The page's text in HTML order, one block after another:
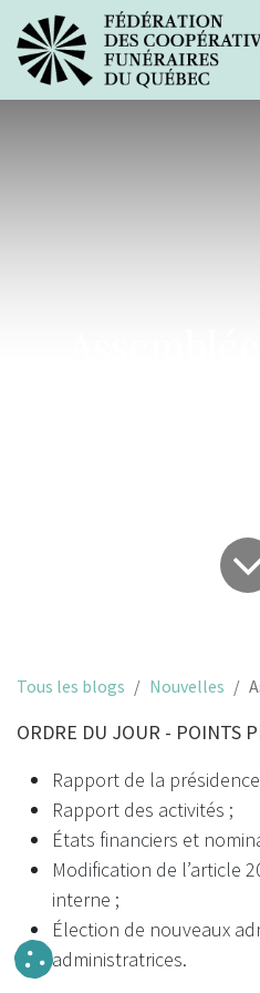
Tous les blogs Nouvelles
ORDRE DU JOUR - POINTS
Rapport de la
Rapport des activités ;
États financiers et
Modification de l’article
interne ;
Élection de nouveaux
administratrices.